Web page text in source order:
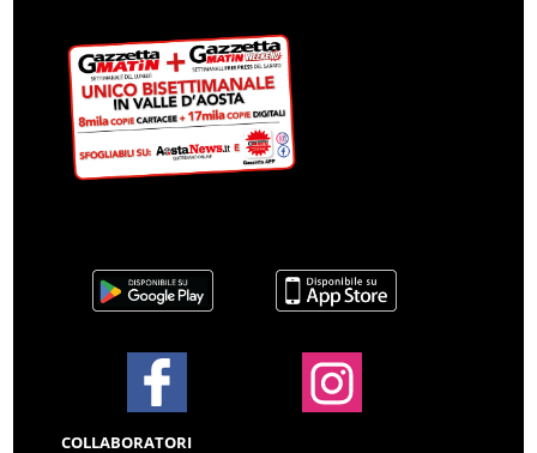
COLLABORATORI